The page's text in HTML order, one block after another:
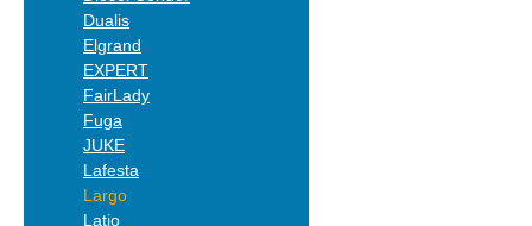
Dualis
Elgrand
EXPERT
FairLady
Fuga
JUKE
Lafesta
Largo
Latio